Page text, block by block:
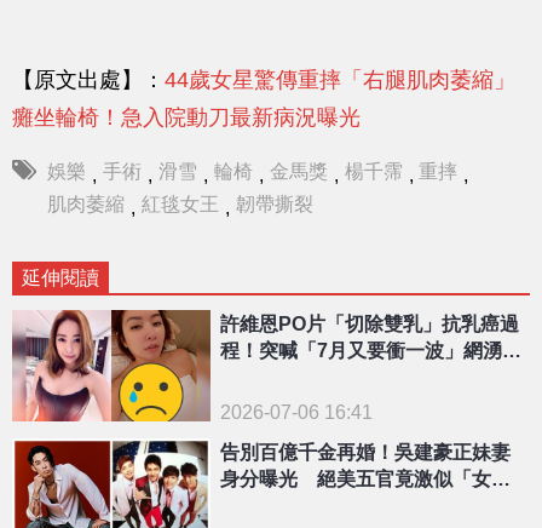
【原文出處】： 44歲女星驚傳重摔「右腿肌肉萎縮」
癱坐輪椅！急入院動刀最新病況曝光
娛樂 手術 滑雪 輪椅 金馬獎 楊千霈 重摔
肌肉萎縮
紅毯女王 韌帶撕裂
延伸閱讀
許維恩PO片「切除雙乳」抗乳癌過
程！突喊「7月又要衝一波」網湧入
2026-07-06 16:41
告別百億千金再婚！吳建豪正妹妻
身分曝光 絕美五官竟激似「女版